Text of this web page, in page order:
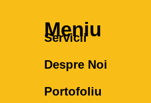
Meniu
Servicii
Despre Noi
Portofoliu